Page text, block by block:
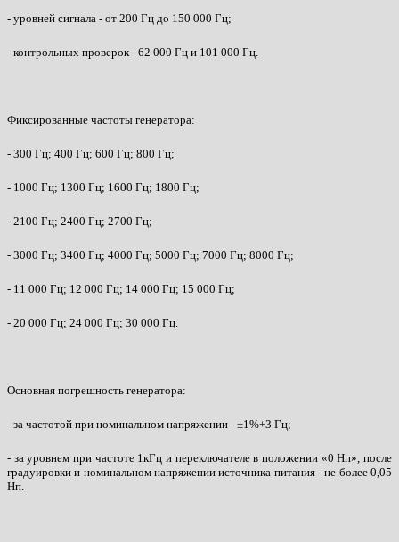
- уровней сигнала - от 200 Гц до 150 000 Гц;
- контрольных проверок - 62 000 Гц и 101 000 Гц.
Фиксированные частоты генератора:
- 300 Гц; 400 Гц; 600 Гц; 800 Гц;
- 1000 Гц; 1300 Гц; 1600 Гц; 1800 Гц;
- 2100 Гц; 2400 Гц; 2700 Гц;
- 3000 Гц; 3400 Гц; 4000 Гц; 5000 Гц; 7000 Гц; 8000 Гц;
- 11 000 Гц; 12 000 Гц; 14 000 Гц; 15 000 Гц;
- 20 000 Гц; 24 000 Гц; 30 000 Гц.
Основная погрешность генератора:
- за частотой при номинальном напряжении - ±1%+3 Гц;
- за уровнем при частоте 1кГц и переключателе в положении «0 Нп», после
градуировки и номинальном напряжении источника питания - не более 0,05
Нп.